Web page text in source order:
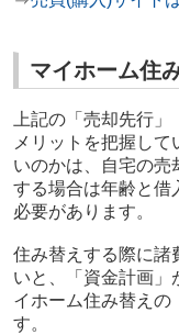
マイホーム住
上記の「売却先行
メリットを把握し
いのかは、自宅の売
する場合は年齢と借
必要があります。
住み替えする際に諸
いと、「資金計画」
イホーム住み替えの
す。